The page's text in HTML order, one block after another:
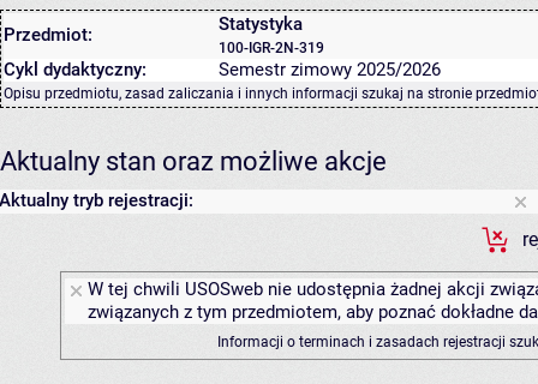
Przedmiot: Statystyka
100-IGR-2N-319
Cykl dydaktyczny: Semestr zimowy 2025/2026
Opisu przedmiotu, zasad zaliczania i innych informacji szukaj na stronie
Aktualny stan oraz możliwe akcje
Aktualny tryb rejestracji:
W tej chwili USOSweb nie udostępnia żadnej akcji
związanych z tym przedmiotem, aby poznać dokładne
Informacji o terminach i zasadach rejestracji